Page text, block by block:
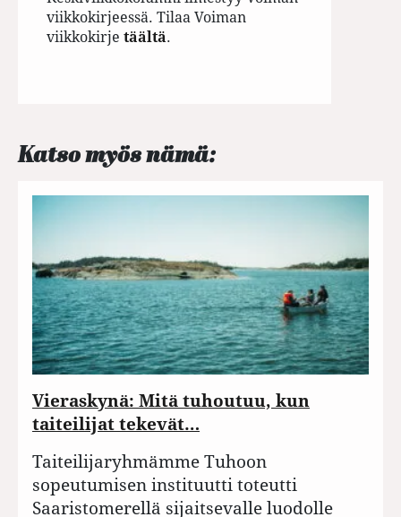
viikkokirjeessä. Tilaa Voiman
viikkokirje täältä.
Katso myös nämä:
Vieraskynä: Mitä tuhoutuu, kun
taiteilijat tekevät…
Taiteilijaryhmämme Tuhoon
sopeutumisen instituutti toteutti
Saaristomerellä sijaitsevalle luodolle